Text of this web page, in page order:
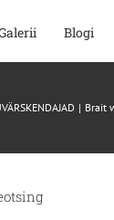
Blogi
Brait